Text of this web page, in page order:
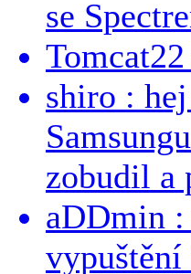
se
shiro :
zobudil a
aDDmin :